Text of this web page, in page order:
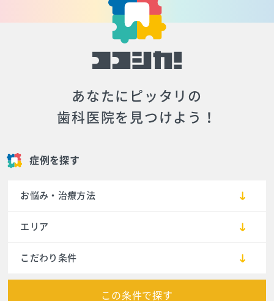
あなたにピッタリの
歯科医院を見つけよう！
症例を探す
お悩み・治療方法
エリア
こだわり条件
この条件で探す